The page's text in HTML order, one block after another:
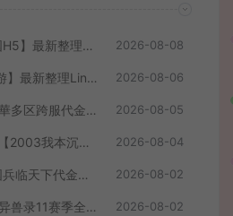
三网H5游戏【萌斗三国H5】最新整理WIN系服务端+GM后台+详细搭建教程 2026-08-08
MT3换皮MH【天穹西游】最新整理Linux手工服务端+安卓苹果双端+GM后台+详细搭建教程+全套源码+视频教程 2026-08-06
宫斗养成手游【盛世芳華多区跨服代金券本地优化版】最新整理单机一键即玩端+Linux手工服务端+CDK授权后台+安卓+详细搭建教程 2026-08-05
RED三端引擎传奇手游【2003我本沉默】最新整理Win系服务端+安卓苹果PC三端+详细搭建教程 2026-08-04
三网H5策略手游【三国兵临天下代金券内购七合修复版】最新整理单机一键即玩镜像端+Linux手工服务端+管理后台+GM授权后台+简易安卓客户端+详细搭建教程+视频教程 2026-08-02
卡牌回合手游【山海经异兽录11赛季全人物代金券内购版】最新整理WIN系服务端+授权GM后台+管理后台+热更修改工具+安卓+详细搭建教程 2026-08-02